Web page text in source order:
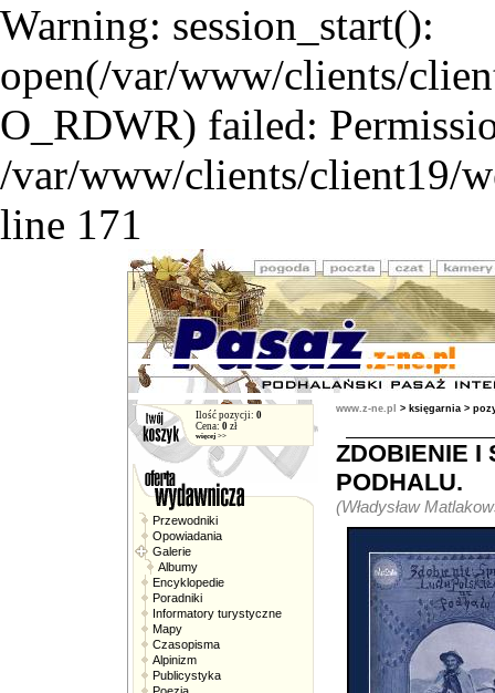
Warning: session_start():
open(/var/www/clients/
O_RDWR) failed:
/var/www/clients/client19/
line 171
Ilość pozycji: 0
Cena: 0 zł
więcej >>
Przewodniki
Opowiadania
Galerie
Albumy
Encyklopedie
Poradniki
Informatory turystyczne
Mapy
Czasopisma
Alpinizm
Publicystyka
www.z-ne.pl > księgarnia >
ZDOBIENIE I
PODHALU.
(Władysław